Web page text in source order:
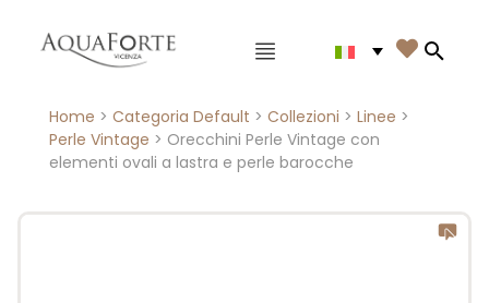
Menù principale 
Home > Categoria Default > Collezioni > Linee >
Perle Vintage > Orecchini Perle Vintage con
elementi ovali a lastra e perle barocche